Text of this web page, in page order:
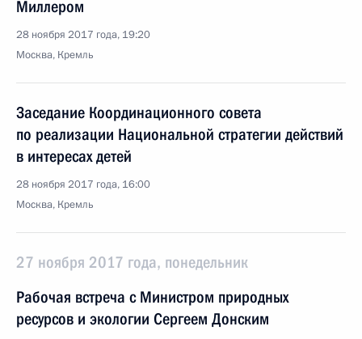
Миллером
28 ноября 2017 года, 19:20
Москва, Кремль
Заседание Координационного совета
по реализации Национальной стратегии действий
в интересах детей
28 ноября 2017 года, 16:00
Москва, Кремль
27 ноября 2017 года, понедельник
Рабочая встреча с Министром природных
ресурсов и экологии Сергеем Донским